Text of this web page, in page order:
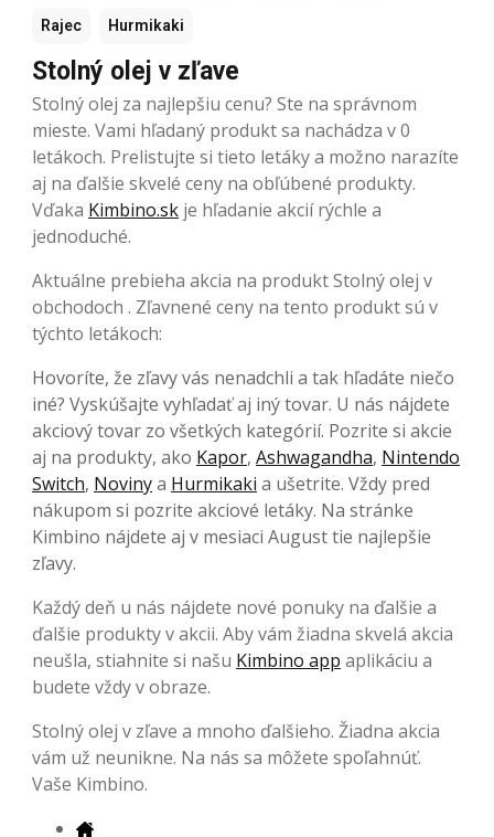
Rajec Hurmikaki
Stolný olej v zľave
Stolný olej za najlepšiu cenu? Ste na správnom
mieste. Vami hľadaný produkt sa nachádza v 0
letákoch. Prelistujte si tieto letáky a možno narazíte
aj na ďalšie skvelé ceny na obľúbené produkty.
Vďaka Kimbino.sk je hľadanie akcií rýchle a
jednoduché.
Aktuálne prebieha akcia na produkt Stolný olej v
obchodoch . Zľavnené ceny na tento produkt sú v
týchto letákoch:
Hovoríte, že zľavy vás nenadchli a tak hľadáte niečo
iné? Vyskúšajte vyhľadať aj iný tovar. U nás nájdete
akciový tovar zo všetkých kategórií. Pozrite si akcie
aj na produkty, ako Kapor, Ashwagandha, Nintendo
Switch, Novinya Hurmikaki a ušetrite. Vždy pred
nákupom si pozrite akciové letáky. Na stránke
Kimbino nájdete aj v mesiaci August tie najlepšie
zľavy.
Každý deň u nás nájdete nové ponuky na ďalšie a
ďalšie produkty v akcii. Aby vám žiadna skvelá akcia
neušla, stiahnite si našu Kimbino app aplikáciu a
budete vždy v obraze.
Stolný olej v zľave a mnoho ďalšieho. Žiadna akcia
vám už neunikne. Na nás sa môžete spoľahnúť.
Vaše Kimbino.